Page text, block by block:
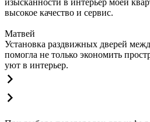
изысканности в интерьер моей
высокое качество и сервис.
Матвей
Установка раздвижных дверей
помогла не только экономить
уют в интерьер.